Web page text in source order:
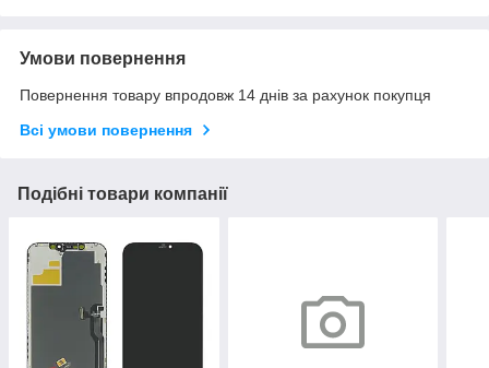
Умови повернення
Повернення товару впродовж 14 днів за рахунок покупця
Всі умови повернення
Подібні товари компанії